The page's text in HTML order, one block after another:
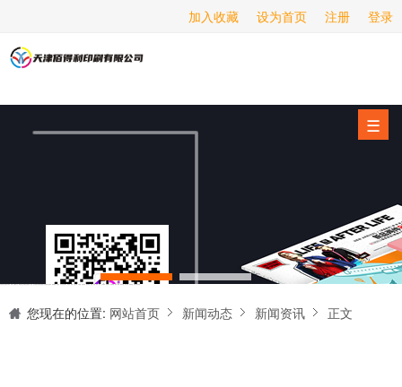
登录
注册
设为首页
加入收藏
☰
海报印刷
服务项目
新闻动态
关于我们
联系我们
您现在的位置: 网站首页 新闻动态 新闻资讯 正文